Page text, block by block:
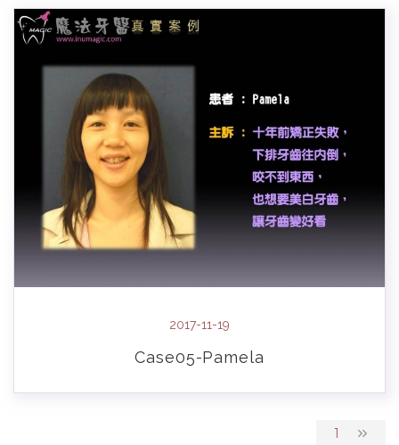
2017-11-19
Case05-Pamela
1